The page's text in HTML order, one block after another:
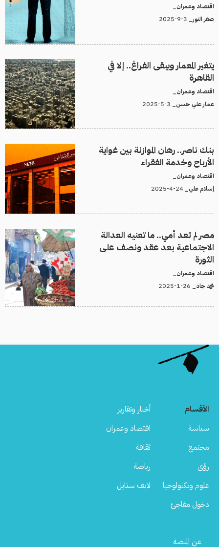
اقتصاد وعمران_
صقر النور_
يتغير المعمار ويبقى الفراغ.. إلا في
القاهرة
اقتصاد وعمران_
عمار علي حسن_
بنك ناصر.. رهان الموازنة بين غواية
الأرباح وخدمة الفقراء
اقتصاد وعمران_
إسلام علي_
مصر لم تعد أمي.. ما تعنيه العدالة
الاجتماعية بعد عقد ونصف على
الثورة
اقتصاد وعمران_
محمد جاد_
الأقسام
أخبار وتقارير
سياسة
اقتصاد وعمران
مجتمع
ثقافة
رؤى
رياضة
علوم وتكنولوجيا
لايف ستايل
دخول مفاجئ
Footer
عن المنصة